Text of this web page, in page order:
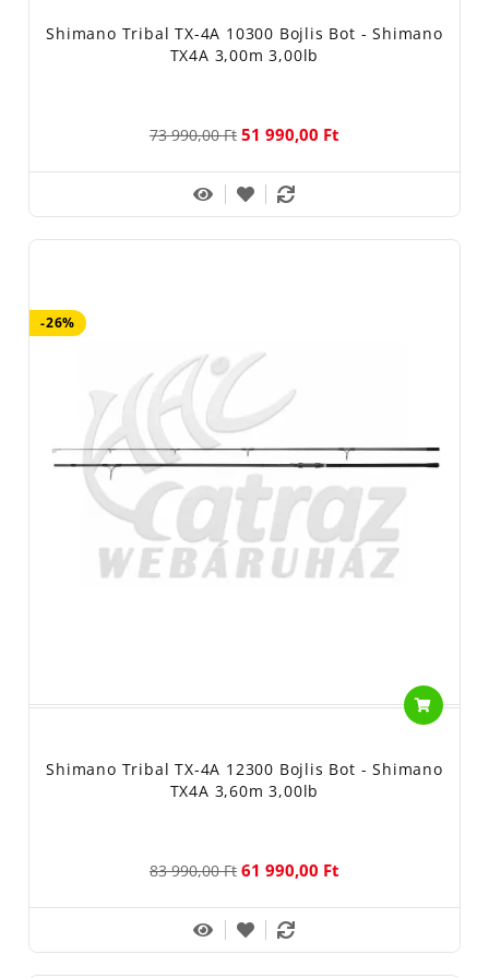
Shimano Tribal TX-4A 10300 Bojlis Bot - Shimano
TX4A 3,00m 3,00lb
73 990,00 Ft 51 990,00 Ft
-26%
Shimano Tribal TX-4A 12300 Bojlis Bot - Shimano
TX4A 3,60m 3,00lb
83 990,00 Ft 61 990,00 Ft